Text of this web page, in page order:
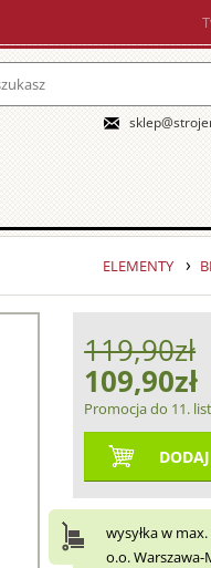
ELEMENTY
119,90zł
109,90zł
Promocja do 11.
wysyłka w max.
o.o.